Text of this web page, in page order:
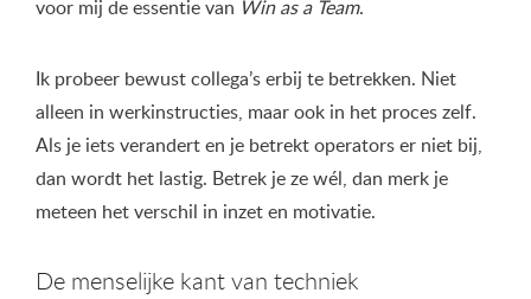
voor mij de essentie van Win as a Team.
Ik probeer bewust collega’s erbij te betrekken. Niet
alleen in werkinstructies, maar ook in het proces zelf.
Als je iets verandert en je betrekt operators er niet bij,
dan wordt het lastig. Betrek je ze wél, dan merk je
meteen het verschil in inzet en motivatie.
De menselijke kant van techniek